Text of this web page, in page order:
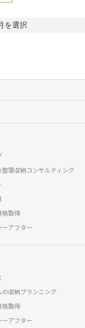
理収納コンサルティング
格取得
アフター
収納プランニング
格取得
アフター